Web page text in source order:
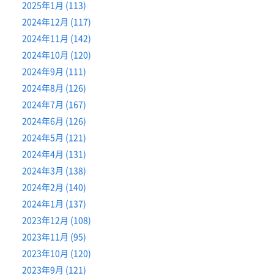
2025年1月 (113)
2024年12月 (117)
2024年11月 (142)
2024年10月 (120)
2024年9月 (111)
2024年8月 (126)
2024年7月 (167)
2024年6月 (126)
2024年5月 (121)
2024年4月 (131)
2024年3月 (138)
2024年2月 (140)
2024年1月 (137)
2023年12月 (108)
2023年11月 (95)
2023年10月 (120)
2023年9月 (121)